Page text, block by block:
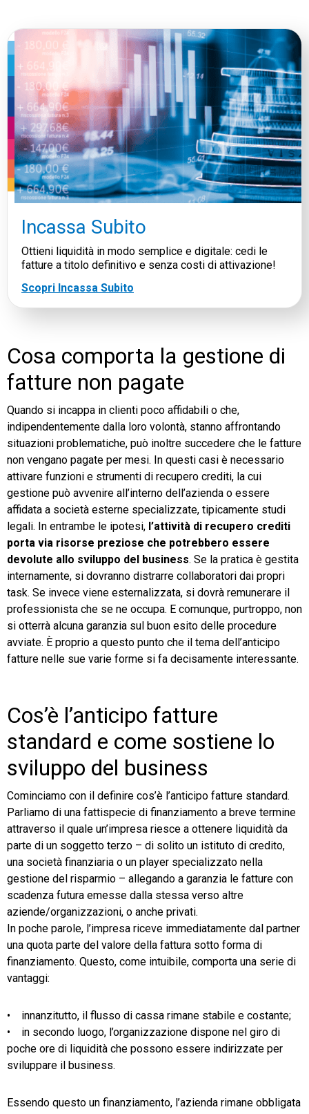
Incassa Subito
Ottieni liquidità in modo semplice e digitale: cedi le
fatture a titolo definitivo e senza costi di attivazione!
Scopri Incassa Subito
Cosa comporta la gestione di
fatture non pagate
Quando si incappa in clienti poco affidabili o che,
indipendentemente dalla loro volontà, stanno affrontando
situazioni problematiche, può inoltre succedere che le fatture
non vengano pagate per mesi. In questi casi è necessario
attivare funzioni e strumenti di recupero crediti, la cui
gestione può avvenire all’interno dell’azienda o essere
affidata a società esterne specializzate, tipicamente studi
legali. In entrambe le ipotesi, l’attività di recupero crediti
porta via risorse preziose che potrebbero essere
devolute allo sviluppo del business. Se la pratica è gestita
internamente, si dovranno distrarre collaboratori dai propri
task. Se invece viene esternalizzata, si dovrà remunerare il
professionista che se ne occupa. E comunque, purtroppo, non
si otterrà alcuna garanzia sul buon esito delle procedure
avviate. È proprio a questo punto che il tema dell’anticipo
fatture nelle sue varie forme si fa decisamente interessante.
Cos’è l’anticipo fatture
standard e come sostiene lo
sviluppo del business
Cominciamo con il definire cos’è l’anticipo fatture standard.
Parliamo di una fattispecie di finanziamento a breve termine
attraverso il quale un’impresa riesce a ottenere liquidità da
parte di un soggetto terzo – di solito un istituto di credito,
una società finanziaria o un player specializzato nella
gestione del risparmio – allegando a garanzia le fatture con
scadenza futura emesse dalla stessa verso altre
aziende/organizzazioni, o anche privati.
In poche parole, l’impresa riceve immediatamente dal partner
una quota parte del valore della fattura sotto forma di
finanziamento. Questo, come intuibile, comporta una serie di
vantaggi:
• innanzitutto, il flusso di cassa rimane stabile e costante;
• in secondo luogo, l’organizzazione dispone nel giro di
poche ore di liquidità che possono essere indirizzate per
sviluppare il business.
Essendo questo un finanziamento, l’azienda rimane obbligata